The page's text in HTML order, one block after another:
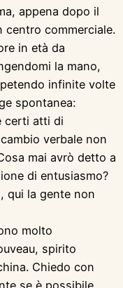
appena dopo il
commerciale.
in età da
la mano,
infinite volte
spontanea:
certi atti di
verbale non
mai avrò detto a
di entusiasmo?
qui la gente non
molto
spirito
Chiedo con